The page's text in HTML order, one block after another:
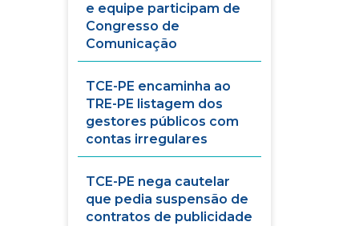
e equipe participam de
Congresso de
Comunicação
TCE-PE encaminha ao
TRE-PE listagem dos
gestores públicos com
contas irregulares
TCE-PE nega cautelar
que pedia suspensão de
contratos de publicidade